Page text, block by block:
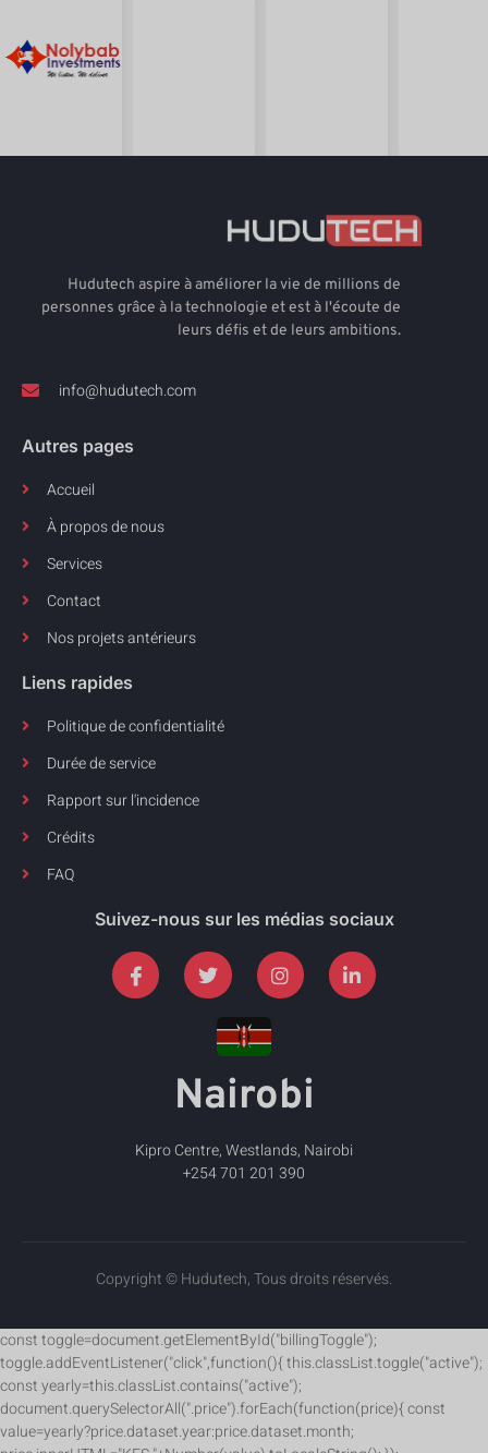
Hudutech aspire à améliorer la vie de millions de
personnes grâce à la technologie et est à l'écoute de
leurs défis et de leurs ambitions.
info@hudutech.com
Autres pages
Accueil
À propos de nous
Services
Contact
Nos projets antérieurs
Liens rapides
Politique de confidentialité
Durée de service
Rapport sur l'incidence
Crédits
FAQ
Suivez-nous sur les médias sociaux
Nairobi
Kipro Centre, Westlands, Nairobi
+254 701 201 390
Copyright © Hudutech, Tous droits réservés.
const toggle=document.getElementById("billingToggle");
toggle.addEventListener("click",function(){ this.classList.toggle("active");
const yearly=this.classList.contains("active");
document.querySelectorAll(".price").forEach(function(price){ const
value=yearly?price.dataset.year:price.dataset.month;